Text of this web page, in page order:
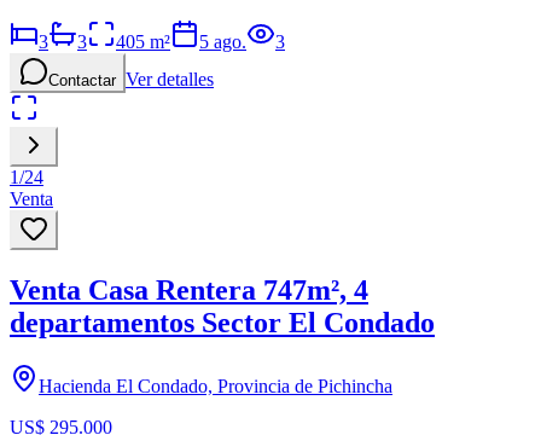
3 3 405 m² 5 ago. 3
Contactar Ver detalles
1/24
Venta
Venta Casa Rentera 747m², 4
departamentos Sector El Condado
Hacienda El Condado, Provincia de Pichincha
US$ 295.000